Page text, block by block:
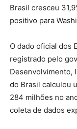
Brasil cresceu
positivo para
O dado oficial dos
registrado pelo
Desenvolvimento,
do Brasil calculou
284 milhões no
coleta de dados